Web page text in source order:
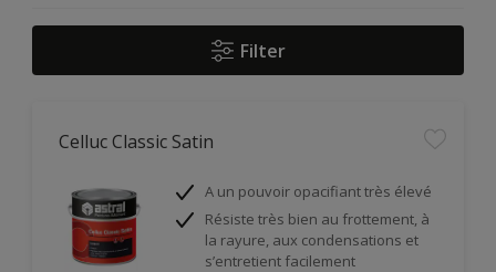
Filter
Celluc Classic Satin
A un pouvoir opacifiant très élevé
Résiste très bien au frottement, à
la rayure, aux condensations et
s’entretient facilement